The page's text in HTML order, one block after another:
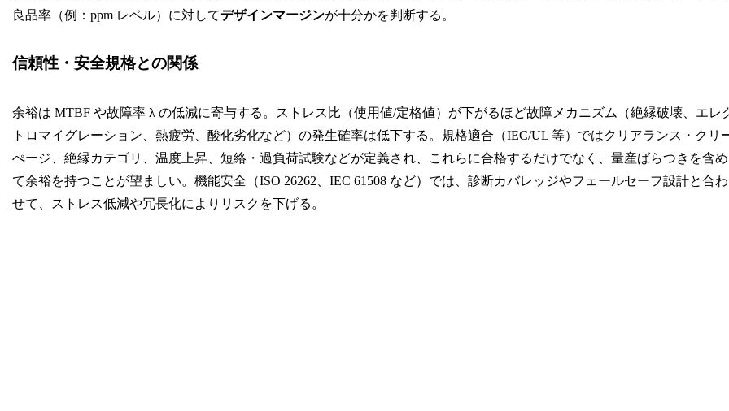
良品率（例：ppm レベル）に対してデザインマージンが十分かを判断する。
信頼性・安全規格との関係
余裕は MTBF や故障率 λ の低減に寄与する。ストレス比（使用値/定格値）が下がるほど故障メカニズム（絶縁破壊、エレ
トロマイグレーション、熱疲労、酸化劣化など）の発生確率は低下する。規格適合（IEC/UL 等）ではクリアランス・クリ
ぺージ、絶縁カテゴリ、温度上昇、短絡・過負荷試験などが定義され、これらに合格するだけでなく、量産ばらつきを含め
て余裕を持つことが望ましい。機能安全（ISO 26262、IEC 61508 など）では、診断カバレッジやフェールセーフ設計と合わ
せて、ストレス低減や冗長化によりリスクを下げる。